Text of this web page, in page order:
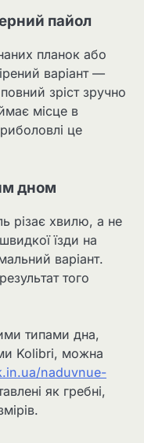
пайол
планок або
варіант —
зріст зручно
місце в
це
дном
різає хвилю, а не
їзди на
варіант.
того
типами дна,
Kolibri, можна
naduvnue-
як гребні,